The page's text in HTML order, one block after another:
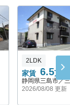
家賃 6.5万円
2LDK
静岡県三島市／
2026/08/08 更新